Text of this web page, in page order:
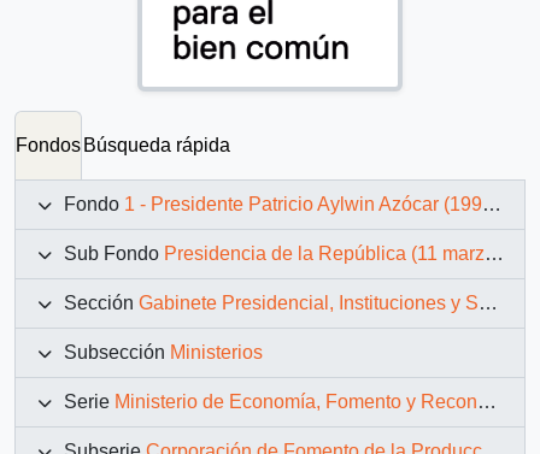
Fondos Búsqueda rápida
Fondo 1 - Presidente Patricio Aylwin Azócar (1990-1994)
Sub Fondo Presidencia de la República (11 marzo 1990 – 11 marzo 1994)
Sección Gabinete Presidencial, Instituciones y Servicios
Subsección Ministerios
Serie Ministerio de Economía, Fomento y Reconstrucción